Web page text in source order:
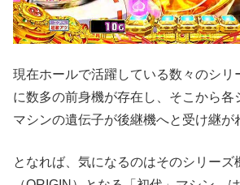
現在ホールで活躍している数々のシリ
に数多の前身機が存在し、そこから各
マシンの遺伝子が後継機へと受け継が
となれば、気になるのはそのシリーズ